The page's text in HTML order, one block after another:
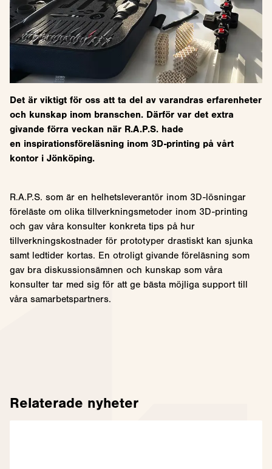
Det är viktigt för oss att ta del av varandras erfarenheter
och kunskap inom branschen. Därför var det extra
givande förra veckan när R.A.P.S. hade
en inspirationsföreläsning inom 3D-printing på vårt
kontor i Jönköping.
R.A.P.S. som är en helhetsleverantör inom 3D-lösningar
föreläste om olika tillverkningsmetoder inom 3D-printing
och gav våra konsulter konkreta tips på hur
tillverkningskostnader för prototyper drastiskt kan sjunka
samt ledtider kortas. En otroligt givande föreläsning som
gav bra diskussionsämnen och kunskap som våra
konsulter tar med sig för att ge bästa möjliga support till
våra samarbetspartners.
Relaterade nyheter